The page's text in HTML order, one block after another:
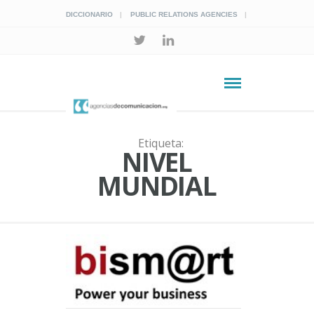
DICCIONARIO PUBLIC RELATIONS AGENCIES
Etiqueta:
NIVEL
MUNDIAL